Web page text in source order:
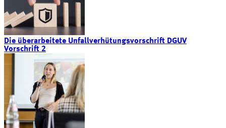
Die überarbeitete Unfallverhütungsvorschrift DGUV
Vorschrift 2